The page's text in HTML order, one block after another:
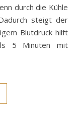
durch die Kühle
steigt der
Blutdruck hilft
5 Minuten mit